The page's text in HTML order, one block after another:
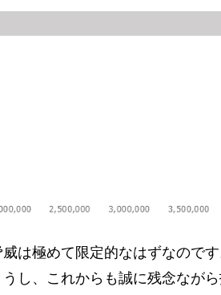
は極めて限定的なはずなのです
し、これからも誠に残念なが